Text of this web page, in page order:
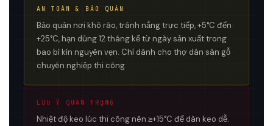
AN TOÀN & BẢO QUẢN
Bảo quản nơi khô ráo, tránh nắng trực tiếp, +5°C đến
+25°C, hạn dùng 12 tháng kể từ ngày sản xuất trong
bao bì kín nguyên vẹn. Chỉ dành cho thợ dán sàn gỗ
chuyên nghiệp thi công.
LƯU Ý QUAN TRỌNG
Nhiệt độ keo lúc thi công nên ≥+15°C để dàn keo dễ.